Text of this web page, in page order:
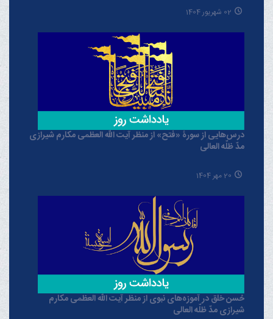
02 شهریور 1404
درس‌هایی از سورۀ «فتح» از منظر آیت الله العظمی مکارم شیرازی
مدّ ظلّه العالی
20 مهر 1404
حُسن خلق در آموزه‌های نبوی از منظر آیت الله العظمی مکارم
شیرازی مدّ ظلّه العالی